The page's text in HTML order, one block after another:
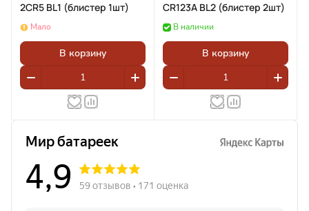
2CR5 BL1 (блистер 1шт)
Мало
В корзину
CR123A BL2 (блистер 2шт)
В наличии
В корзину